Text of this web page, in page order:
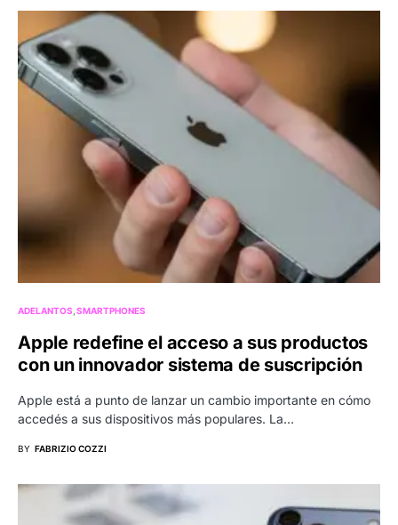
ADELANTOS SMARTPHONES
Apple redefine el acceso a sus productos
con un innovador sistema de suscripción
Apple está a punto de lanzar un cambio importante en cómo
accedés a sus dispositivos más populares. La…
BY FABRIZIO COZZI